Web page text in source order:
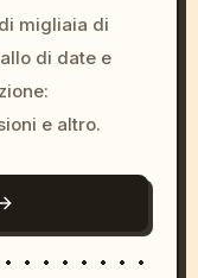
migliaia di
di date e
e altro.